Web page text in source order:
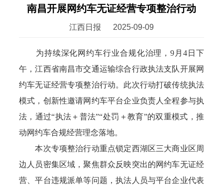
南昌开展网约车无证经营专项整治行动
江西日报 2025-09-09
为持续深化网约车行业合规化治理，9月4日下
午，江西省南昌市交通运输综合行政执法支队开展网
约车无证经营专项整治行动。此次行动打破传统执法
模式，创新性邀请网约车平台企业负责人全程参与执
法，通过“执法＋普法”“处罚＋教育”的双重模式，推
动网约车合规经营理念落地。
本次专项整治行动重点锁定西湖区三大商业区周
边人员密集区域，聚焦群众反映突出的网约车无证经
营、平台违规派单等问题，执法人员与平台企业代表